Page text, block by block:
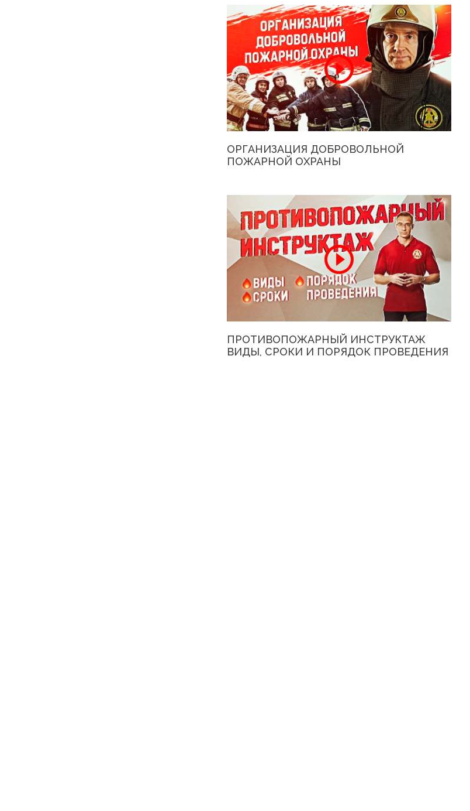
ОРГАНИЗАЦИЯ ДОБРОВОЛЬНОЙ
ПОЖАРНОЙ ОХРАНЫ
ПРОТИВОПОЖАРНЫЙ ИНСТРУКТАЖ
ВИДЫ, СРОКИ И ПОРЯДОК ПРОВЕДЕНИЯ